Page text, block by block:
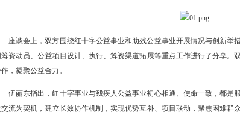
座谈会上，双方围绕红十字公益事业和助残公益事业开展情况与创新举
筹资动员、公益项目设计、执行、筹资渠道拓展等重点工作进行了分享。
，凝聚公益合力。
伍丽东指出，红十字事业与残疾人公益事业初心相通、使命一致，都是
交流为契机，建立长效协作机制，实现优势互补、项目联动，聚焦困难群